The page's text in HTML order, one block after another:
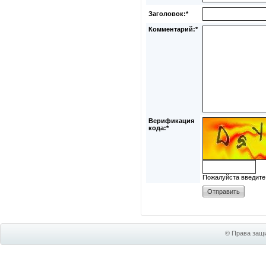
Заголовок:*
Комментарий:*
Верификация
кода:*
Пожалуйста
© Права